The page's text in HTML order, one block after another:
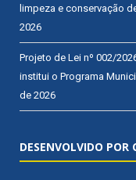
limpeza e conservação
2026
Projeto de Lei nº 002/
institui o Programa
de 2026
DESENVOLVIDO POR